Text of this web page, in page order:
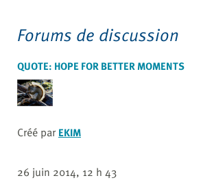
Forums de discussion
QUOTE: HOPE FOR BETTER MOMENTS
Créé par EKIM
26 juin 2014, 12 h 43